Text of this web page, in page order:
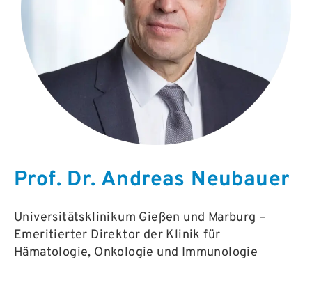
Prof. Dr. Andreas Neubauer
Universitätsklinikum Gießen und Marburg –
Emeritierter Direktor der Klinik für
Hämatologie, Onkologie und Immunologie